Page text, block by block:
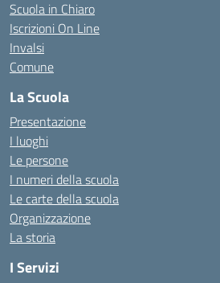
Scuola in Chiaro
Iscrizioni On Line
Invalsi
Comune
La Scuola
Presentazione
I luoghi
Le persone
I numeri della scuola
Le carte della scuola
Organizzazione
La storia
I Servizi